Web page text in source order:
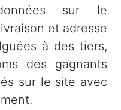
sur le
et adresse
à des tiers,
des gagnants
sur le site avec